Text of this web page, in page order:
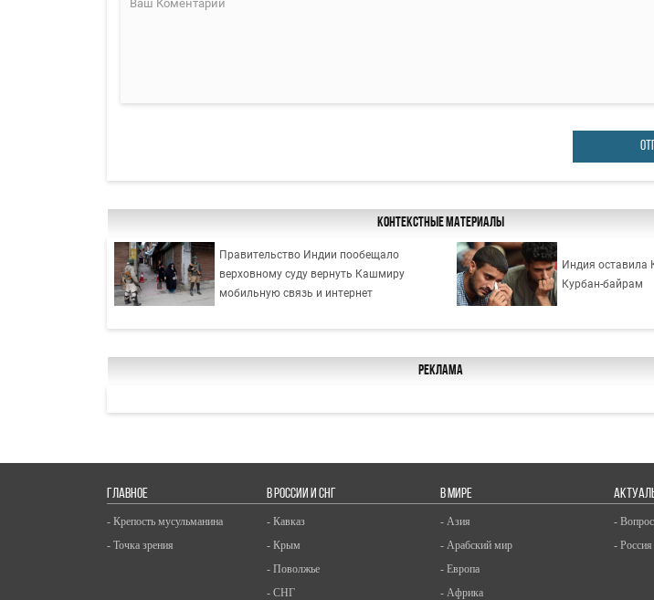
Контекстные материалы
Правительство Индии пообещало
верховному суду вернуть Кашмиру
мобильную связь и интернет
Индия оставила
Курбан-байрам
Реклама
ГЛАВНОЕ
- Крепость мусульманина
- Точка зрения
В РОССИИ И СНГ
- Кавказ
- Крым
- Поволжье
- СНГ
В МИРЕ
- Азия
- Арабский мир
- Европа
- Африка
-
-